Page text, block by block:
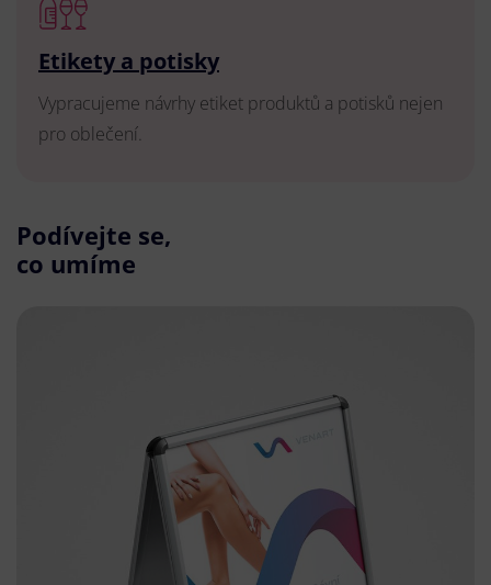
Etikety a potisky
Vypracujeme návrhy etiket produktů a potisků nejen
pro oblečení.
Podívejte se,
co umíme